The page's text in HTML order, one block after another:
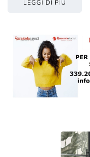
LEGGI DI PIÙ